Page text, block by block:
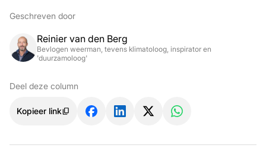
Geschreven door
Reinier van den Berg
Bevlogen weerman, tevens klimatoloog, inspirator en
'duurzamoloog'
Deel deze column
Kopieer link